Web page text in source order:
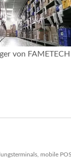
mobile